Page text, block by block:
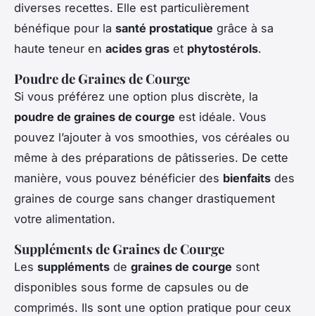
diverses recettes. Elle est particulièrement
bénéfique pour la santé prostatique grâce à sa
haute teneur en acides gras et phytostérols.
Poudre de Graines de Courge
Si vous préférez une option plus discrète, la
poudre de graines de courge est idéale. Vous
pouvez l’ajouter à vos smoothies, vos céréales ou
même à des préparations de pâtisseries. De cette
manière, vous pouvez bénéficier des bienfaits des
graines de courge sans changer drastiquement
votre alimentation.
Suppléments de Graines de Courge
Les suppléments de graines de courge sont
disponibles sous forme de capsules ou de
comprimés. Ils sont une option pratique pour ceux